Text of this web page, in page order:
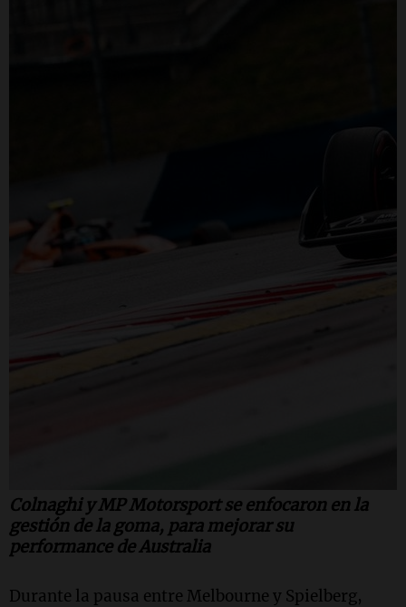
Colnaghi y MP Motorsport se enfocaron en la
gestión de la goma, para mejorar su
performance de Australia
Durante la pausa entre Melbourne y Spielberg,